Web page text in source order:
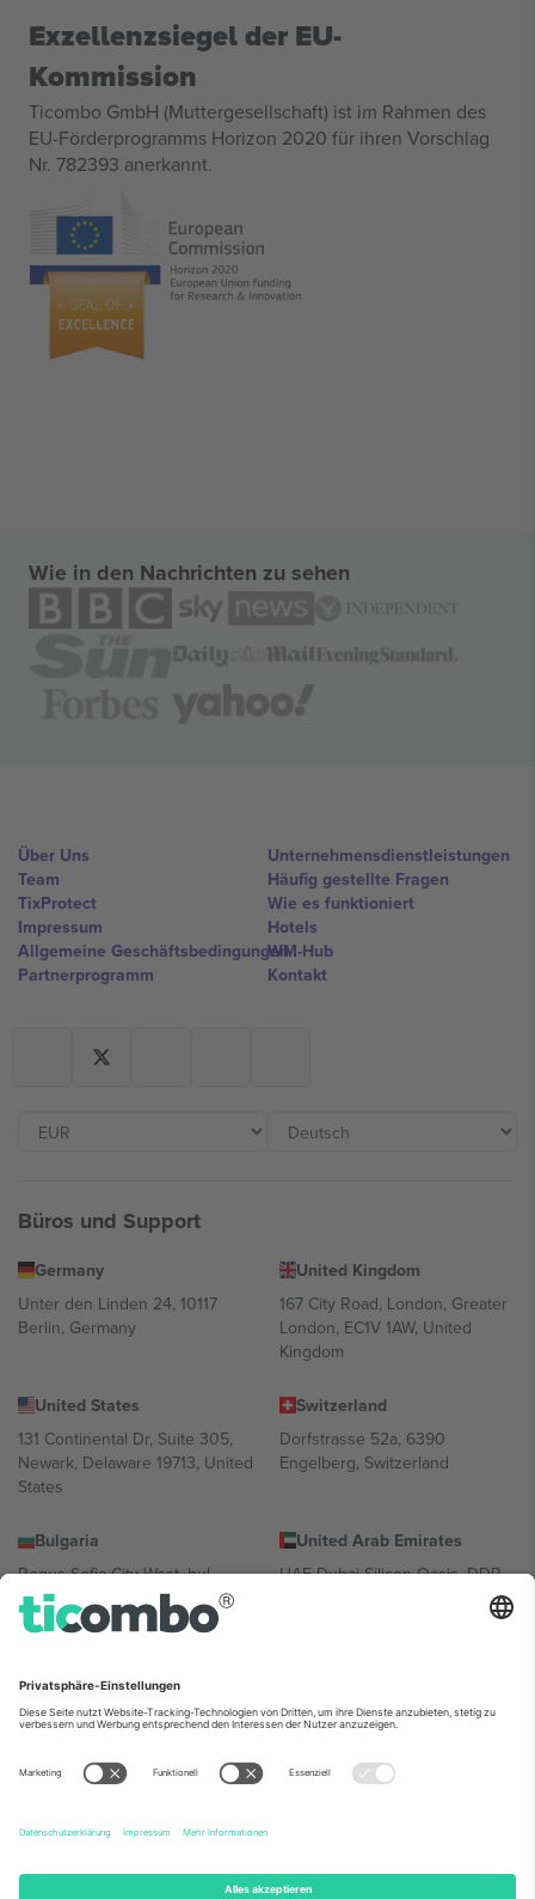
Exzellenzsiegel der EU-
Kommission
Ticombo GmbH (Muttergesellschaft) ist im Rahmen des
EU-Förderprogramms Horizon 2020 für ihren Vorschlag
Nr. 782393 anerkannt.
Wie in den Nachrichten zu sehen
Über Uns
Team
TixProtect
Impressum
Allgemeine Geschäftsbedingungen
Partnerprogramm
Unternehmensdienstleistungen
Häufig gestellte Fragen
Wie es funktioniert
Hotels
WM-Hub
Kontakt
Büros und Support
Germany
Unter den Linden 24, 10117
Berlin, Germany
United Kingdom
167 City Road, London, Greater
London, EC1V 1AW, United
Kingdom
United States
131 Continental Dr, Suite 305,
Newark, Delaware 19713, United
States
Switzerland
Dorfstrasse 52a, 6390
Engelberg, Switzerland
Bulgaria
Regus Sofia City West, bul
Totleben 53-55, 1606 Sofia,
Bulgaria
United Arab Emirates
UAE Dubai Silicon Oasis, DDP
Building A1, Office 302, Dubai,
Mexico
Av Chapultepec 360, Roma
Norte, Cuauhtémoc, 06700
Ciudad de México, CDMX,
Mexico
Die juristische Person des Plattformanbieters kann je nach
Informationen finden Sie auf der jeweiligen Veranstaltungsseite, im